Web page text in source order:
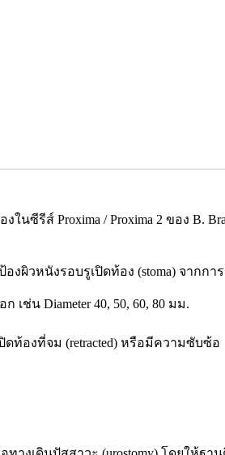
งในซีรีส์ Proxima / Proxima 2 ของ
องผิวหนังรอบรูเปิดท้อง (stoma) จากก
ช่น Diameter 40, 50, 60, 80 มม.
ดท้องที่จม (retracted) หรือมีความซับซ้อ